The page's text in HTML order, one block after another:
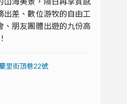
差、數位游牧的自由工
、朋友團體出遊的九份高
里街頂巷22號